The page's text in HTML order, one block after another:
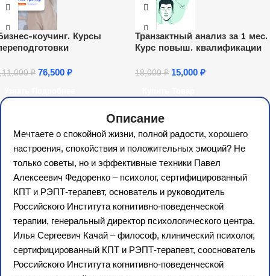
коучинг. Курсы
₽ 76,500 ₽
Транзактный анализ за 1 мес.
Курс повыш. квалификации
18,000₽ 15,000 ₽
Описание
Мечтаете о спокойной жизни, полной радости, хорошего
настроения, спокойствия и положительных эмоций? Не
только советы, но и эффективные техники Павел
Алексеевич Федоренко – психолог, сертифицированный
КПТ и РЭПТ-терапевт, основатель и руководитель
Российского Института когнитивно-поведенческой
терапии, генеральный директор психологического центра.
Илья Сергеевич Качай – философ, клинический психолог,
сертифицированный КПТ и РЭПТ-терапевт, сооснователь
Российского Института когнитивно-поведенческой